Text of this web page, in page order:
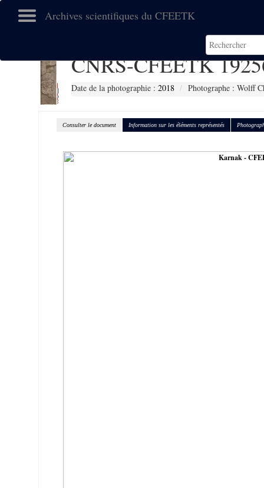
Archives scientifiques du CFEETK
CNRS-CFEETK
Date de la photographie : 2018 Photographe : Wolff
Consulter le document Information sur les éléments représentés